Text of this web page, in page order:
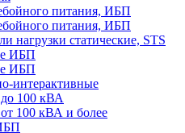
питания, ИБП
питания, ИБП
нагрузки статические, STS
ИБП
ИБП
интерактивные
100 кВА
100 кВА и более